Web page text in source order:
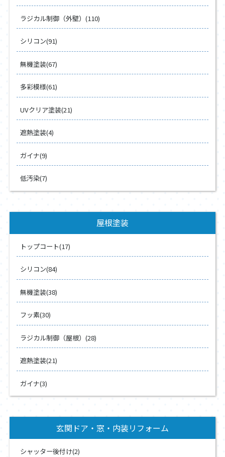
ラジカル制御（外壁）(110)
シリコン(91)
無機塗装(67)
多彩模様(61)
UVクリア塗装(21)
遮熱塗装(4)
ガイナ(9)
低汚染(7)
屋根塗装
トップコート(17)
シリコン(84)
無機塗装(38)
フッ素(30)
ラジカル制御（屋根）(28)
遮熱塗装(21)
ガイナ(3)
玄関ドア・窓・内装リフォーム
シャッター後付け(2)